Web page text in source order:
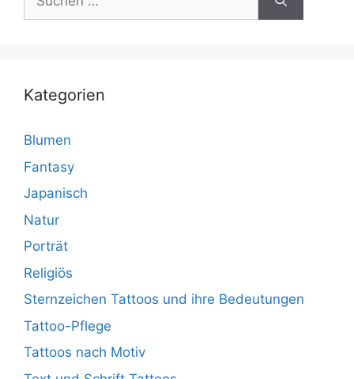
nach:
Kategorien
Blumen
Fantasy
Japanisch
Natur
Porträt
Religiös
Sternzeichen Tattoos und ihre Bedeutungen
Tattoo-Pflege
Tattoos nach Motiv